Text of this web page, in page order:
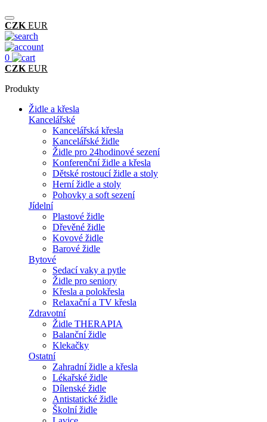
CZK EUR
0
CZK EUR
Produkty
Židle a křesla
Kancelářské
Kancelářská křesla
Kancelářské židle
Židle pro 24hodinové sezení
Konferenční židle a křesla
Dětské rostoucí židle a stoly
Herní židle a stoly
Pohovky a soft sezení
Jídelní
Plastové židle
Dřevěné židle
Kovové židle
Barové židle
Bytové
Sedací vaky a pytle
Židle pro seniory
Křesla a polokřesla
Relaxační a TV křesla
Zdravotní
Židle THERAPIA
Balanční židle
Klekačky
Ostatní
Zahradní židle a křesla
Lékařské židle
Dílenské židle
Antistatické židle
Školní židle